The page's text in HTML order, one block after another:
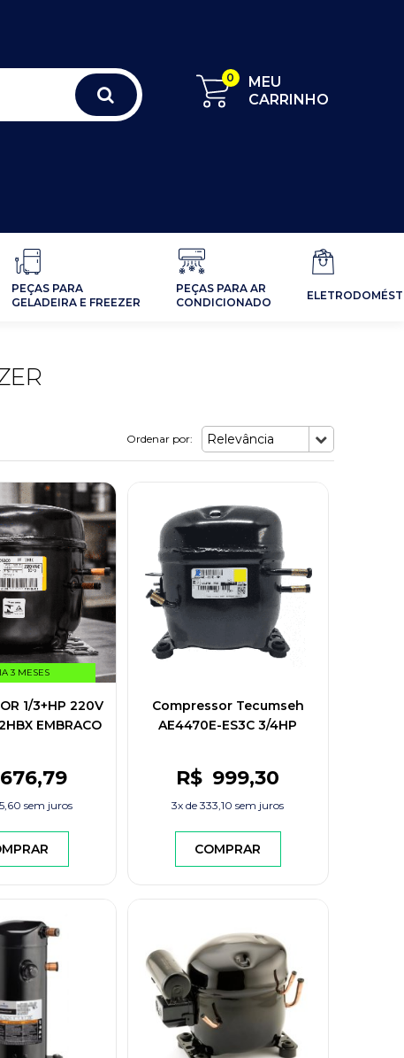
0
MEU
CARRINHO
PEÇAS PARA
GELADEIRA E FREEZER
PEÇAS PARA AR
CONDICIONADO
Ordenar por: Relevância
3 MESES
1/3+HP 220V
EMBRACO
676,79
sem juros
Compressor Tecumseh
AE4470E-ES3C 3/4HP
R$ 999,30
3x de 333,10 sem juros
COMPRAR